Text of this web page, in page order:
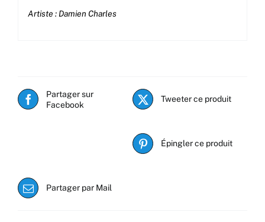
Artiste : Damien Charles
Partager sur
Facebook
Tweeter ce produit
Épingler ce produit
Partager par Mail